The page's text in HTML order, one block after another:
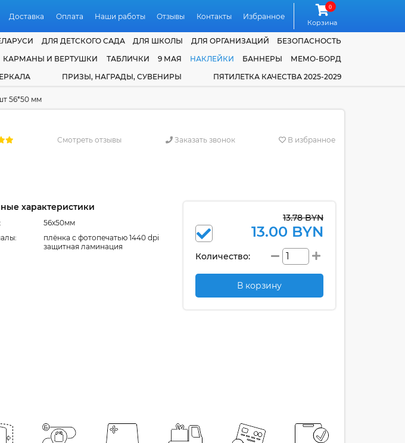
Доставка Оплата Наши работы Отзывы Контакты Избранное
0
Корзина
ДЛЯ ДЕТСКОГО САДА ДЛЯ ШКОЛЫ ДЛЯ ОРГАНИЗАЦИЙ
БЕЗОПАСНОСТЬ
КАРМАНЫ И ВЕРТУШКИ ТАБЛИЧКИ 9 МАЯ НАКЛЕЙКИ БАННЕРЫ
МЕМО-БОРД
ПРИЗЫ, НАГРАДЫ, СУВЕНИРЫ ПЯТИЛЕТКА КАЧЕСТВА 2025-2029
56*50 мм
Смотреть отзывы Заказать звонок В избранное
характеристики
56x50мм
плёнка с фотопечатью 1440 dpi
защитная ламинация
13.78 BYN
13.00 BYN
Количество:
В корзину